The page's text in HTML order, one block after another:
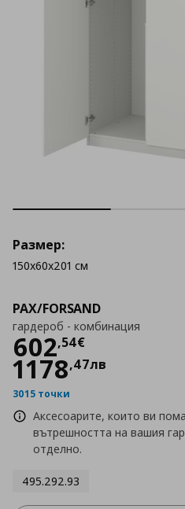
PAX/FORSAND
гардероб - комбинация
602,54€
Цена602,54 €
1178,47лв
3015 точки
Аксесоарите, които ви
вътрешността на вашия
отделно.
495.292.93
Размер:
150x60x201 см